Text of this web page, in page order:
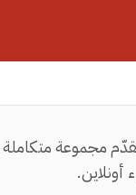
تقدّم مجموعة
أونلاين.